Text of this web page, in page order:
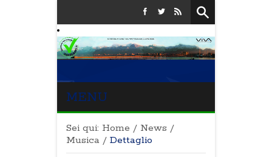
MENU
Sei qui: Home / News /
Musica / Dettaglio